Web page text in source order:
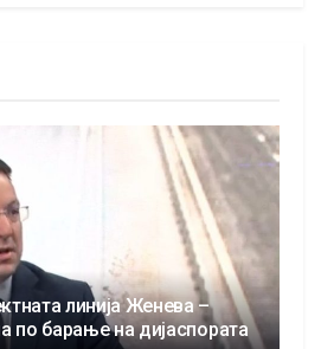
линија Женева –
по барање на дијаспората